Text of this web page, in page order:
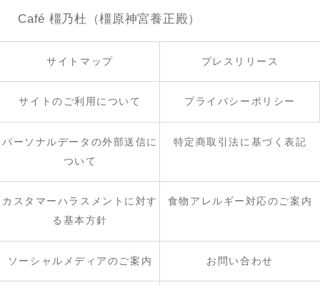
Café 橿乃杜（橿原神宮養正殿）
サイトマップ プレスリリース
サイトのご利用について プライバシーポリシー
パーソナルデータの外部送信に
ついて
特定商取引法に基づく表記
カスタマーハラスメントに対す
る基本方針
食物アレルギー対応のご案内
ソーシャルメディアのご案内 お問い合わせ